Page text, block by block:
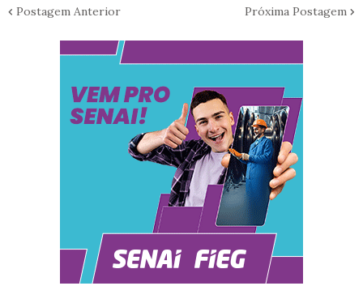
Postagem Anterior Próxima Postagem